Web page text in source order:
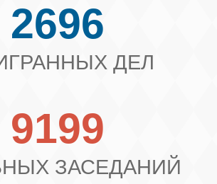
2696
ДЕЛ
9199
ЗАСЕДАНИЙ